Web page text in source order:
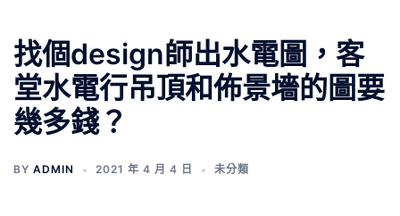
找個design師出水電圖，客
堂水電行吊頂和佈景墻的圖要
幾多錢？
BY ADMIN 2021 年 4 月 4 日 未分類